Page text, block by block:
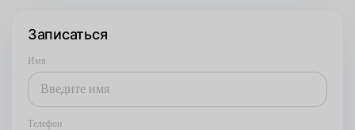
Записаться
Имя
Телефон